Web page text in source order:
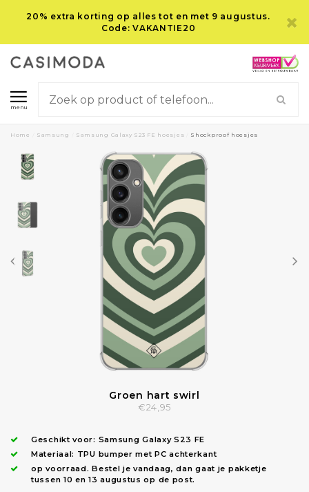
20% extra korting op alles tot en met 9 augustus.
Code: VAKANTIE20
menu
Home Samsung Samsung Galaxy S23 FE hoesjes Shockproof hoesjes
Groen hart swirl
€24,95
Geschikt voor: Samsung Galaxy S23 FE
Materiaal: TPU bumper met PC achterkant
op voorraad.Bestel je vandaag, dan gaat je pakketje
tussen 10 en 13 augustus op de post.